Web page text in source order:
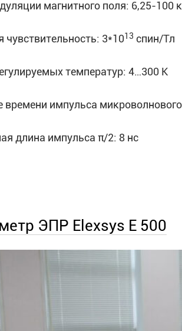
магнитного поля: 6,25-100
чувствительность: 3*1013 спин/Тл
температур: 4…300 К
времени импульса
длина импульса π/2: 8 нс
ЭПР Еleхsys E 500